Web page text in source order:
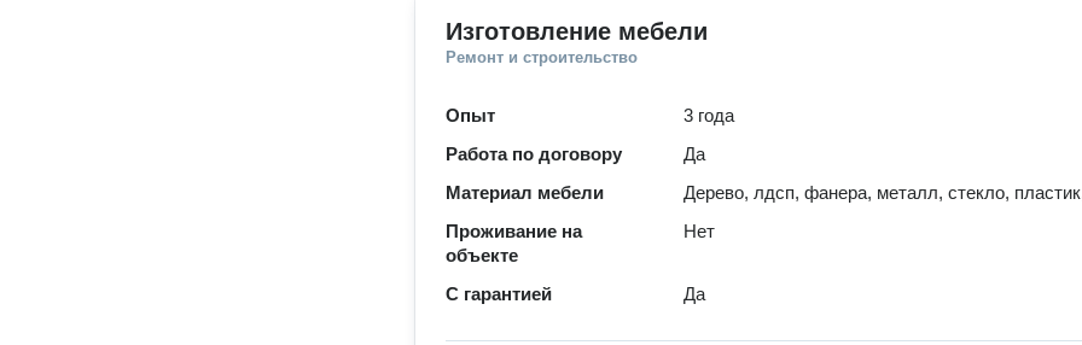
Изготовление мебели
Ремонт и строительство
Опыт
3 года
Работа по договору
Да
Материал мебели
Дерево, лдсп, фанера, металл, стекло,
Проживание на
объекте
Нет
С гарантией Да